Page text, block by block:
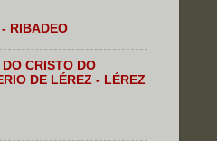
RIBADEO
CRISTO DO
DE LÉREZ - LÉREZ